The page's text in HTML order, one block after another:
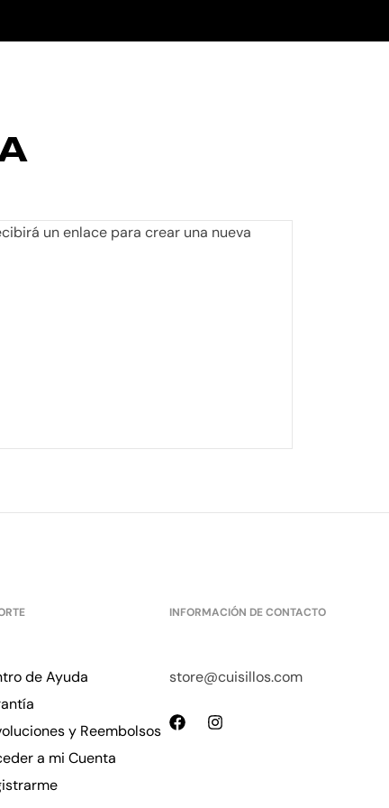
un enlace para crear una nueva
de Ayuda
y Reembolsos
a mi Cuenta
INFORMACIÓN DE CONTACTO
store@cuisillos.com